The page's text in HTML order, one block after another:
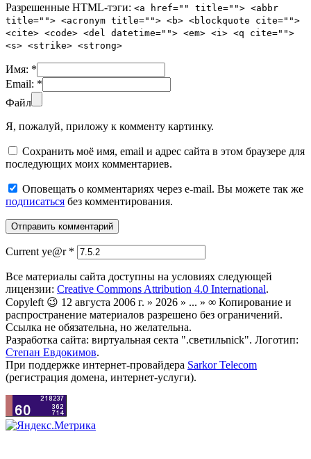
Разрешенные HTML-тэги: <a href="" title=""> <abbr
title=""> <acronym title=""> <b> <blockquote cite="">
<cite> <code> <del datetime=""> <em> <i> <q cite="">
<s> <strike> <strong>
Имя: *
Email: *
Файл
Я, пожалуй, приложу к комменту картинку.
Сохранить моё имя, email и адрес сайта в этом браузере для
последующих моих комментариев.
Оповещать о комментариях через e-mail. Вы можете так же
подписаться без комментирования.
Current ye@r *
Все материалы сайта доступны на условиях следующей
лицензии: Creative Commons Attribution 4.0 International.
Copyleft 😉 12 августа 2006 г. » 2026 » ... » ∞ Копирование и
распространение материалов разрешено без ограничений.
Ссылка не обязательна, но желательна.
Разработка сайта: виртуальная секта ".светильnick". Логотип:
Степан Евдокимов.
При поддержке интернет-провайдера Sarkor Telecom
(регистрация домена, интернет-услуги).